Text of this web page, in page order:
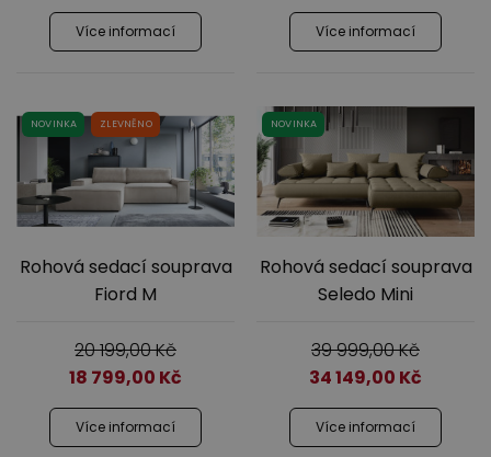
Více informací Více informací
NOVINKA ZLEVNĚNO
Rohová sedací souprava
Fiord M
20 199,00Kč
18 799,00 Kč
Více informací
NOVINKA
Rohová sedací souprava
Seledo Mini
39 999,00Kč
34 149,00 Kč
Více informací